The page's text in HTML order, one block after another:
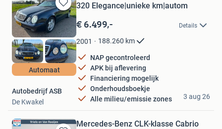
Bewaren
in
Mijn
Favorieten
Automaat
320 Elegance|unieke km|autom
€ 6.499,- Details
2001 188.260 km
NAP gecontroleerd
APK bij aflevering
Financiering mogelijk
Onderhoudsboekje
Alle milieu/emissie zones
Autobedrijf ASB
De Kwakel
3 aug 26
Mercedes-Benz CLK-klasse Cabrio